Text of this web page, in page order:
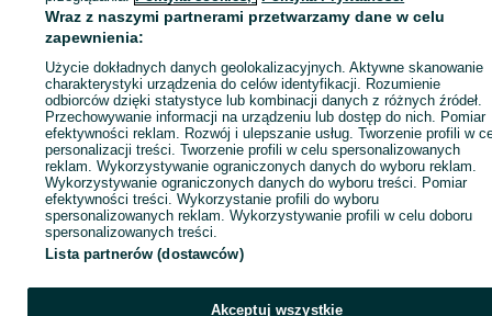
Zadzwoń / SMS Wyślij wiadomość
Wraz z naszymi partnerami przetwarzamy dane w celu
zapewnienia:
Użycie dokładnych danych geolokalizacyjnych. Aktywne skanowanie
charakterystyki urządzenia do celów identyfikacji. Rozumienie
odbiorców dzięki statystyce lub kombinacji danych z różnych źródeł.
Przechowywanie informacji na urządzeniu lub dostęp do nich. Pomiar
efektywności reklam. Rozwój i ulepszanie usług. Tworzenie profili w
personalizacji treści. Tworzenie profili w celu spersonalizowanych
reklam. Wykorzystywanie ograniczonych danych do wyboru reklam.
Wykorzystywanie ograniczonych danych do wyboru treści. Pomiar
efektywności treści. Wykorzystanie profili do wyboru
spersonalizowanych reklam. Wykorzystywanie profili w celu doboru
spersonalizowanych treści.
Lista partnerów (dostawców)
Akceptuj wszystkie